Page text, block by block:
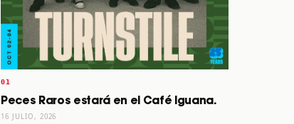
Peces Raros estará en el Café Iguana.
16 JULIO, 2026